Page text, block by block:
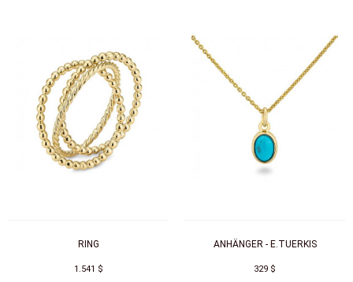
RING
1.541 $
ANHÄNGER - E.TUERKIS
329 $